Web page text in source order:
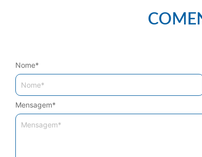
Mensagem*
Nome*